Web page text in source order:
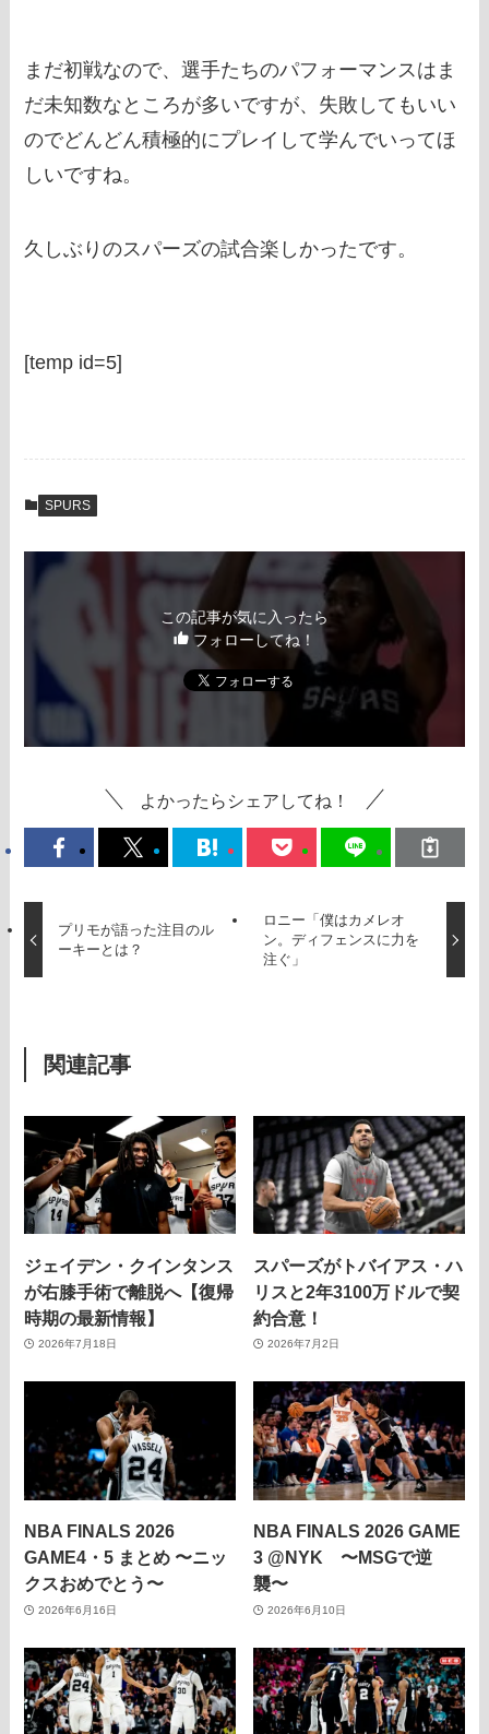
まだ初戦なので、選手たちのパフォーマンスはま
だ未知数なところが多いですが、失敗してもいい
のでどんどん積極的にプレイして学んでいってほ
しいですね。
久しぶりのスパーズの試合楽しかったです。
[temp id=5]
SPURS
この記事が気に入ったら
フォローしてね！
よかったらシェアしてね！
プリモが語った注目のル
ーキーとは？
ロニー「僕はカメレオ
ン。ディフェンスに力を
注ぐ」
関連記事
ジェイデン・クインタンス
が右膝手術で離脱へ【復帰
時期の最新情報】
2026年7月18日
スパーズがトバイアス・ハ
リスと2年3100万ドルで契
約合意！
2026年7月2日
NBA FINALS 2026
GAME4・5 まとめ 〜ニッ
クスおめでとう〜
2026年6月16日
NBA FINALS 2026 GAME
3 @NYK 〜MSGで逆
襲〜
2026年6月10日